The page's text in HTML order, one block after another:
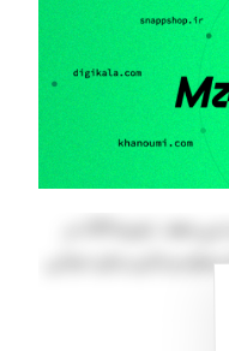
و یا این بنای حیاتی